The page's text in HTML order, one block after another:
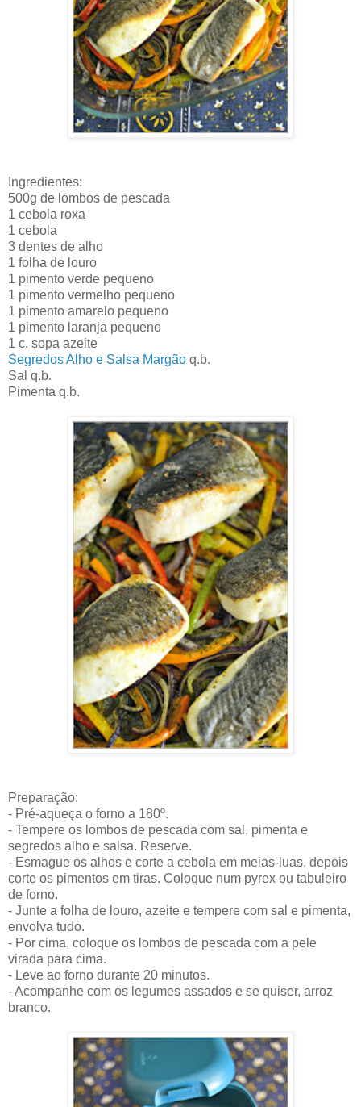
Ingredientes:
500g de lombos de pescada
1 cebola roxa
1 cebola
3 dentes de alho
1 folha de louro
1 pimento verde pequeno
1 pimento vermelho pequeno
1 pimento amarelo pequeno
1 pimento laranja pequeno
1 c. sopa azeite
Segredos Alho e Salsa Margão q.b.
Sal q.b.
Pimenta q.b.
Preparação:
- Pré-aqueça o forno a 180º.
- Tempere os lombos de pescada com sal, pimenta e
segredos alho e salsa. Reserve.
- Esmague os alhos e corte a cebola em meias-luas, depois
corte os pimentos em tiras. Coloque num pyrex ou tabuleiro
de forno.
- Junte a folha de louro, azeite e tempere com sal e pimenta,
envolva tudo.
- Por cima, coloque os lombos de pescada com a pele
virada para cima.
- Leve ao forno durante 20 minutos.
- Acompanhe com os legumes assados e se quiser, arroz
branco.